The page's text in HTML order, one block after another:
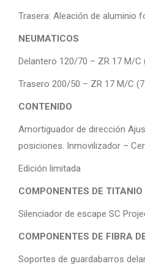
Trasera: Aleación de aluminio
NEUMATICOS
Delantero 120/70 – ZR 17 M/C
Trasero 200/50 – ZR 17 M/C
CONTENIDO
Amortiguador de dirección
posiciones. Inmovilizador –
Edición limitada
COMPONENTES DE TITANIO
Silenciador de escape SC
COMPONENTES DE FIBRA
Soportes de guardabarros